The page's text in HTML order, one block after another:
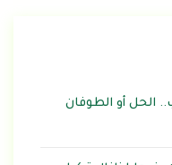
الحل أو الطوفان